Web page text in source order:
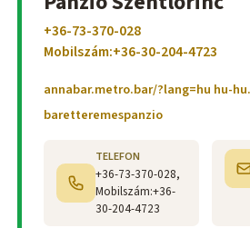
+36-73-370-028
Mobilszám:+36-30-204-4723
annabar.metro.bar/?lang=hu hu-
baretteremespanzio
TELEFON
+36-73-370-028,
Mobilszám:+36-
30-204-4723